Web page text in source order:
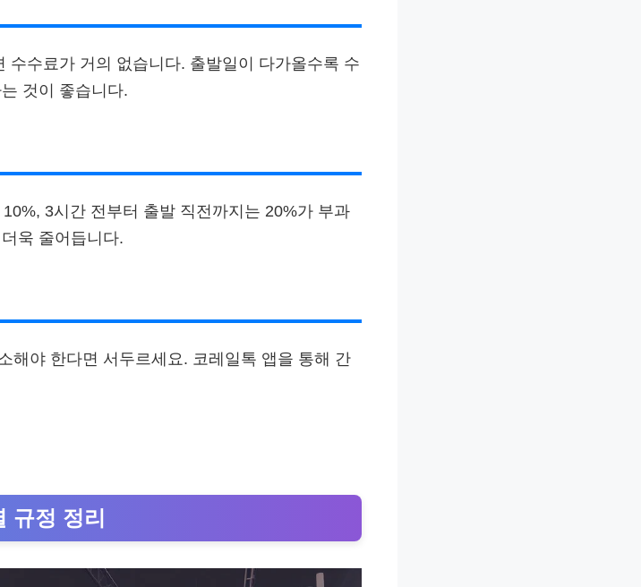
수수료가 거의 없습니다. 출발일이 다가올수록 수
것이 좋습니다.
3시간 전부터 출발 직전까지는 20%가 부과
욱 줄어듭니다.
해야 한다면 서두르세요. 코레일톡 앱을 통해 간
규정 정리